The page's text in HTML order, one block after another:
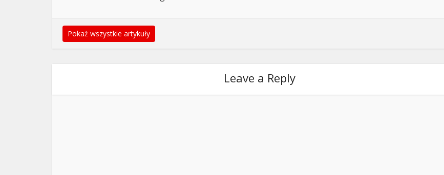
Pokaż wszystkie artykuły
Leave a Reply